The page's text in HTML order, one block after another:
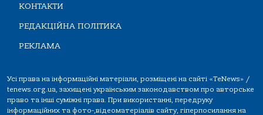
КОНТАКТИ
РЕДАКЦІЙНА ПОЛІТИКА
РЕКЛАМА
Усі права на інформаційні матеріали, розміщені на сайті «TeNews» /
tenews.org.ua, захищені українським законодавством про авторське
право та інші суміжні права. При використанні, передруку
інформаційних та фото-,відеоматеріалів сайту, гіперпосилання на